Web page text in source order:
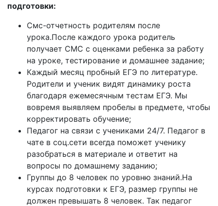
подготовки:
Смс-отчетность родителям после
урока.После каждого урока родитель
получает СМС с оценками ребенка за работу
на уроке, тестирование и домашнее задание;
Каждый месяц пробный ЕГЭ по литературе.
Родители и ученик видят динамику роста
благодаря ежемесячным тестам ЕГЭ. Мы
вовремя выявляем пробелы в предмете, чтобы
корректировать обучение;
Педагог на связи с учениками 24/7. Педагог в
чате в соц.сети всегда поможет ученику
разобраться в материале и ответит на
вопросы по домашнему заданию;
Группы до 8 человек по уровню знаний.На
курсах подготовки к ЕГЭ, размер группы не
должен превышать 8 человек. Так педагог